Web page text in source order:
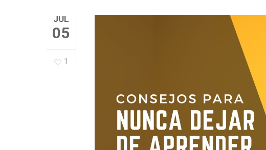
JUL
05
1